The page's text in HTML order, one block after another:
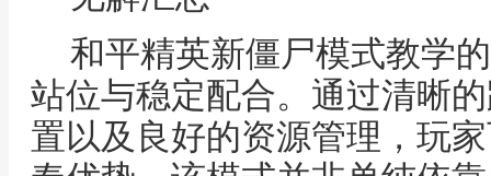
和平精英新僵尸模式教学
站位与稳定配合。通过清晰
置以及良好的资源管理，玩